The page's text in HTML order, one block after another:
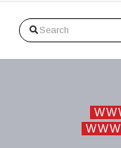
Search